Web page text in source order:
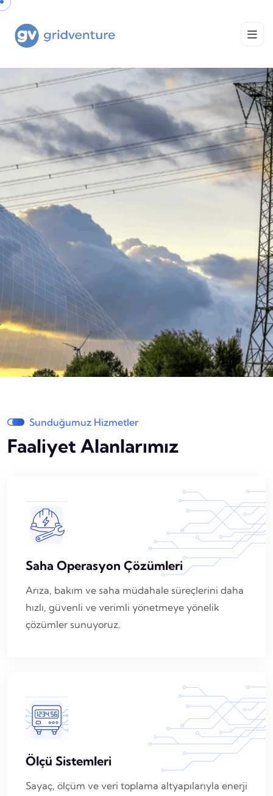
Sunduğumuz Hizmetler
Faaliyet Alanlarımız
Saha Operasyon Çözümleri
Arıza, bakım ve saha müdahale süreçlerini daha
hızlı, güvenli ve verimli yönetmeye yönelik
çözümler sunuyoruz.
Ölçü Sistemleri
Sayaç, ölçüm ve veri toplama altyapılarıyla enerji